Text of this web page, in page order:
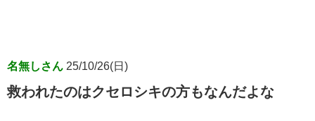
名無しさん 25/10/26(日)
救われたのはクセロシキの方もなんだよな